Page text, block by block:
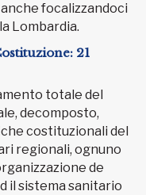
focalizzandoci
Lombardia.
21
totale del
decomposto,
costituzionali del
regionali, ognuno
de
il sistema sanitario